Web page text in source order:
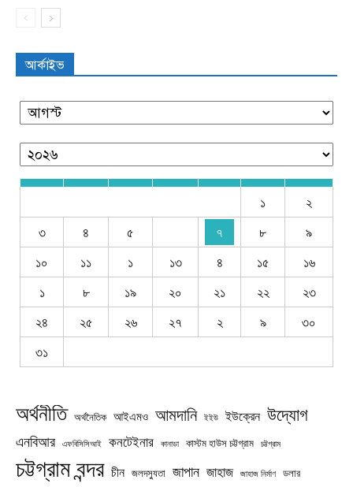
আর্কাইভ
১
২
৩
৪ ৫ ৭ ৮
৯
১০
১১ ১ ১৩ ৪ ১৫
১৬
১
৮ ১৯ ২০ ২১ ২২
২৩
২৪
২৫ ২৬ ২৭ ২ ৯
৩০
৩১
অর্থনীতি অর্থনৈতিক আইএমও আমদানি ইইউ ইউক্রেন উদ্যোগ
এনবিআর এফবিসিসিআই কনটেইনার কানাডা কাস্টম হাউস চট্টগ্রাম চট্টগ্রাম
চট্টগ্রাম বন্দর চীন জলদস্যুতা জাপান জাহাজ জাহাজ নির্মাণ ডলার